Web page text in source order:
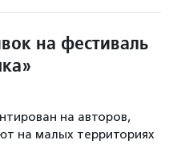
на фестиваль
на авторов,
на малых территориях